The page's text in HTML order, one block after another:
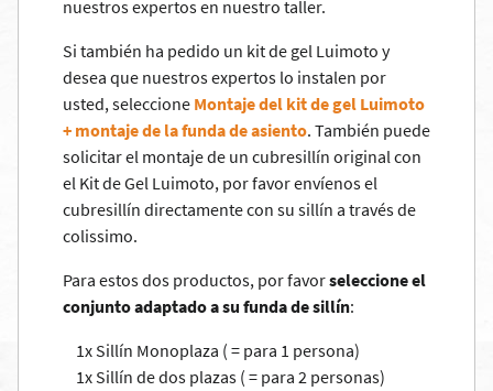
nuestros expertos en nuestro taller.
Si también ha pedido un kit de gel Luimoto y
desea que nuestros expertos lo instalen por
usted, seleccione Montaje del kit de gel Luimoto
+ montaje de la funda de asiento. También puede
solicitar el montaje de un cubresillín original con
el Kit de Gel Luimoto, por favor envíenos el
cubresillín directamente con su sillín a través de
colissimo.
Para estos dos productos, por favorseleccione el
conjunto adaptado a su funda de sillín:
1x Sillín Monoplaza ( = para 1 persona)
1x Sillín de dos plazas ( = para 2 personas)